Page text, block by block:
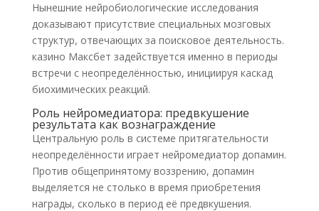
Нынешние нейробиологические исследования
доказывают присутствие специальных мозговых
структур, отвечающих за поисковое деятельность.
казино Максбет задействуется именно в периоды
встречи с неопределённостью, инициируя каскад
биохимических реакций.
Роль нейромедиатора: предвкушение
результата как вознаграждение
Центральную роль в системе притягательности
неопределённости играет нейромедиатор допамин.
Против общепринятому воззрению, допамин
выделяется не столько в время приобретения
награды, сколько в период её предвкушения.